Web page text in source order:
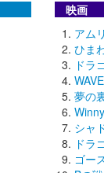
映画
アム
ひま
ドラ
夢の
Winny
シャ
ドラ
ゴー